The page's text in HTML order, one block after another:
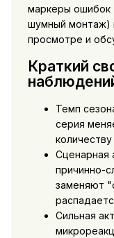
маркеры ошибок
шумный монтаж)
просмотре и
Краткий
Темп
серия
Сценарная
причинно-
заменяют
Сильная